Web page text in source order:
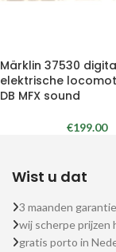
Märklin 37530
elektrische
DB MFX sound
€199.00
Wist u dat
3 maanden
wij scherpe prijzen
gratis porto in